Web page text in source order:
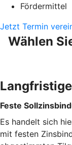
Fördermittel
Jetzt Termin
Wählen
Feste
Es handelt sich
mit festen